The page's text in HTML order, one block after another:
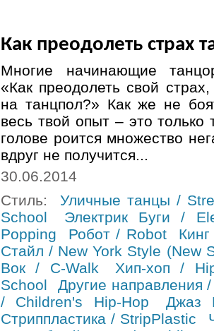
Как преодолеть страх
Многие начинающие
«Как преодолеть свой
на танцпол?» Как же не
весь твой опыт – это
голове роится множество
вдруг не получится...
30.06.2014
Стиль:
Уличные танцы /
School
Электрик Буги /
Popping
Робот / Robot
Стайл / New York Style (New
Вок / C-Walk
Хип-хоп /
School
Другие направления
/ Children's Hip-Hop
Джаз
Стриппластика / StripPlastic